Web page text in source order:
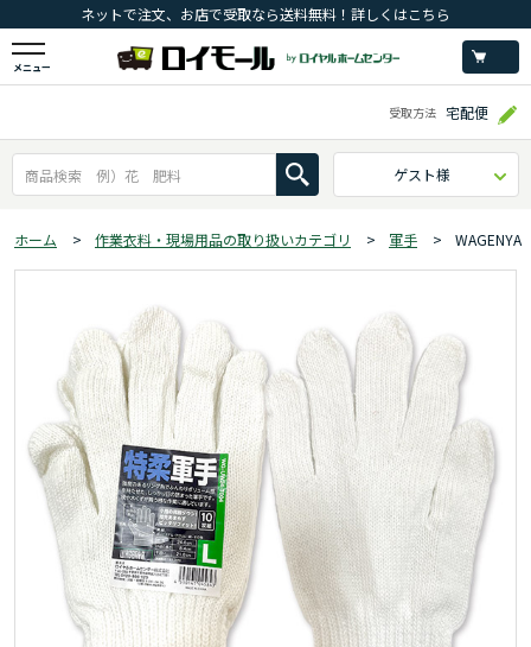
ネットで注文、お店で受取なら送料無料！詳しくはこちら
メニュー
受取方法 宅配便
ゲスト様
ホーム > 作業衣料・現場用品の取り扱いカテゴリ > 軍手 >